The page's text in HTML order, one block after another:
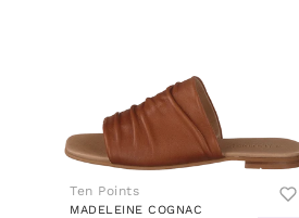
Ten Points
MADELEINE COGNAC